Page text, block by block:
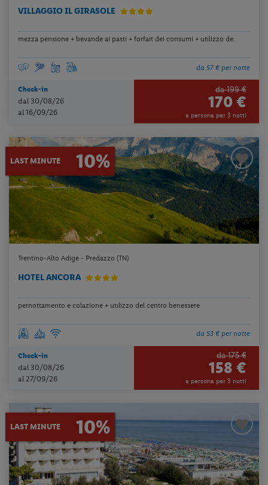
VILLAGGIO IL GIRASOLE
mezza pensione + bevande ai pasti + forfait dei consumi + utilizzo de...
da 57 € per notte
Check-in
dal 30/08/26
al 16/09/26
da 199 €
170 €
a persona per 3 notti
LAST MINUTE 10%
Trentino-Alto Adige - Predazzo (TN)
HOTEL ANCORA
pernottamento e colazione + utilizzo del centro benessere
da 53 € per notte
Check-in
dal 30/08/26
al 27/09/26
da 175 €
158 €
a persona per 3 notti
LAST MINUTE 10%